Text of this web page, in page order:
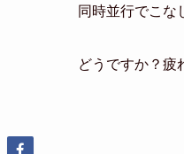
同時並行でこな
どうですか？疲